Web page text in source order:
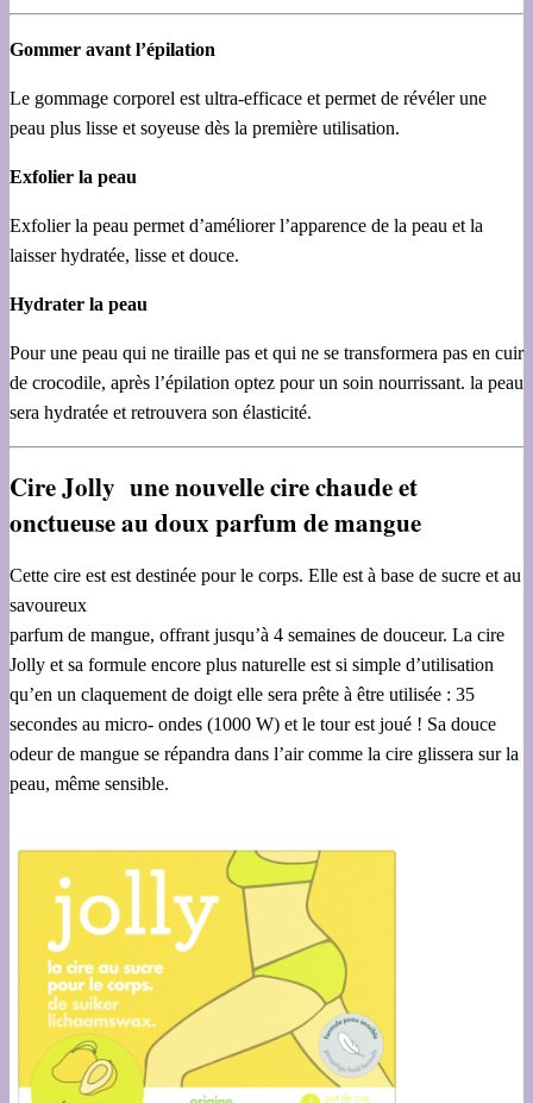
Gommer avant l’épilation
Le gommage corporel est ultra-efficace et permet de révéler une
peau plus lisse et soyeuse dès la première utilisation.
Exfolier la peau
Exfolier la peau permet d’améliorer l’apparence de la peau et la
laisser hydratée, lisse et douce.
Hydrater la peau
Pour une peau qui ne tiraille pas et qui ne se transformera pas en cuir
de crocodile, après l’épilation optez pour un soin nourrissant. la peau
sera hydratée et retrouvera son élasticité.
Cire Jolly une nouvelle cire chaude et
onctueuse au doux parfum de mangue
Cette cire est est destinée pour le corps. Elle est à base de sucre et au
savoureux
parfum de mangue, offrant jusqu’à 4 semaines de douceur. La cire
Jolly et sa formule encore plus naturelle est si simple d’utilisation
qu’en un claquement de doigt elle sera prête à être utilisée : 35
secondes au micro- ondes (1000 W) et le tour est joué ! Sa douce
odeur de mangue se répandra dans l’air comme la cire glissera sur la
peau, même sensible.